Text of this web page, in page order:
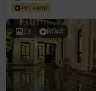
13 विडियो